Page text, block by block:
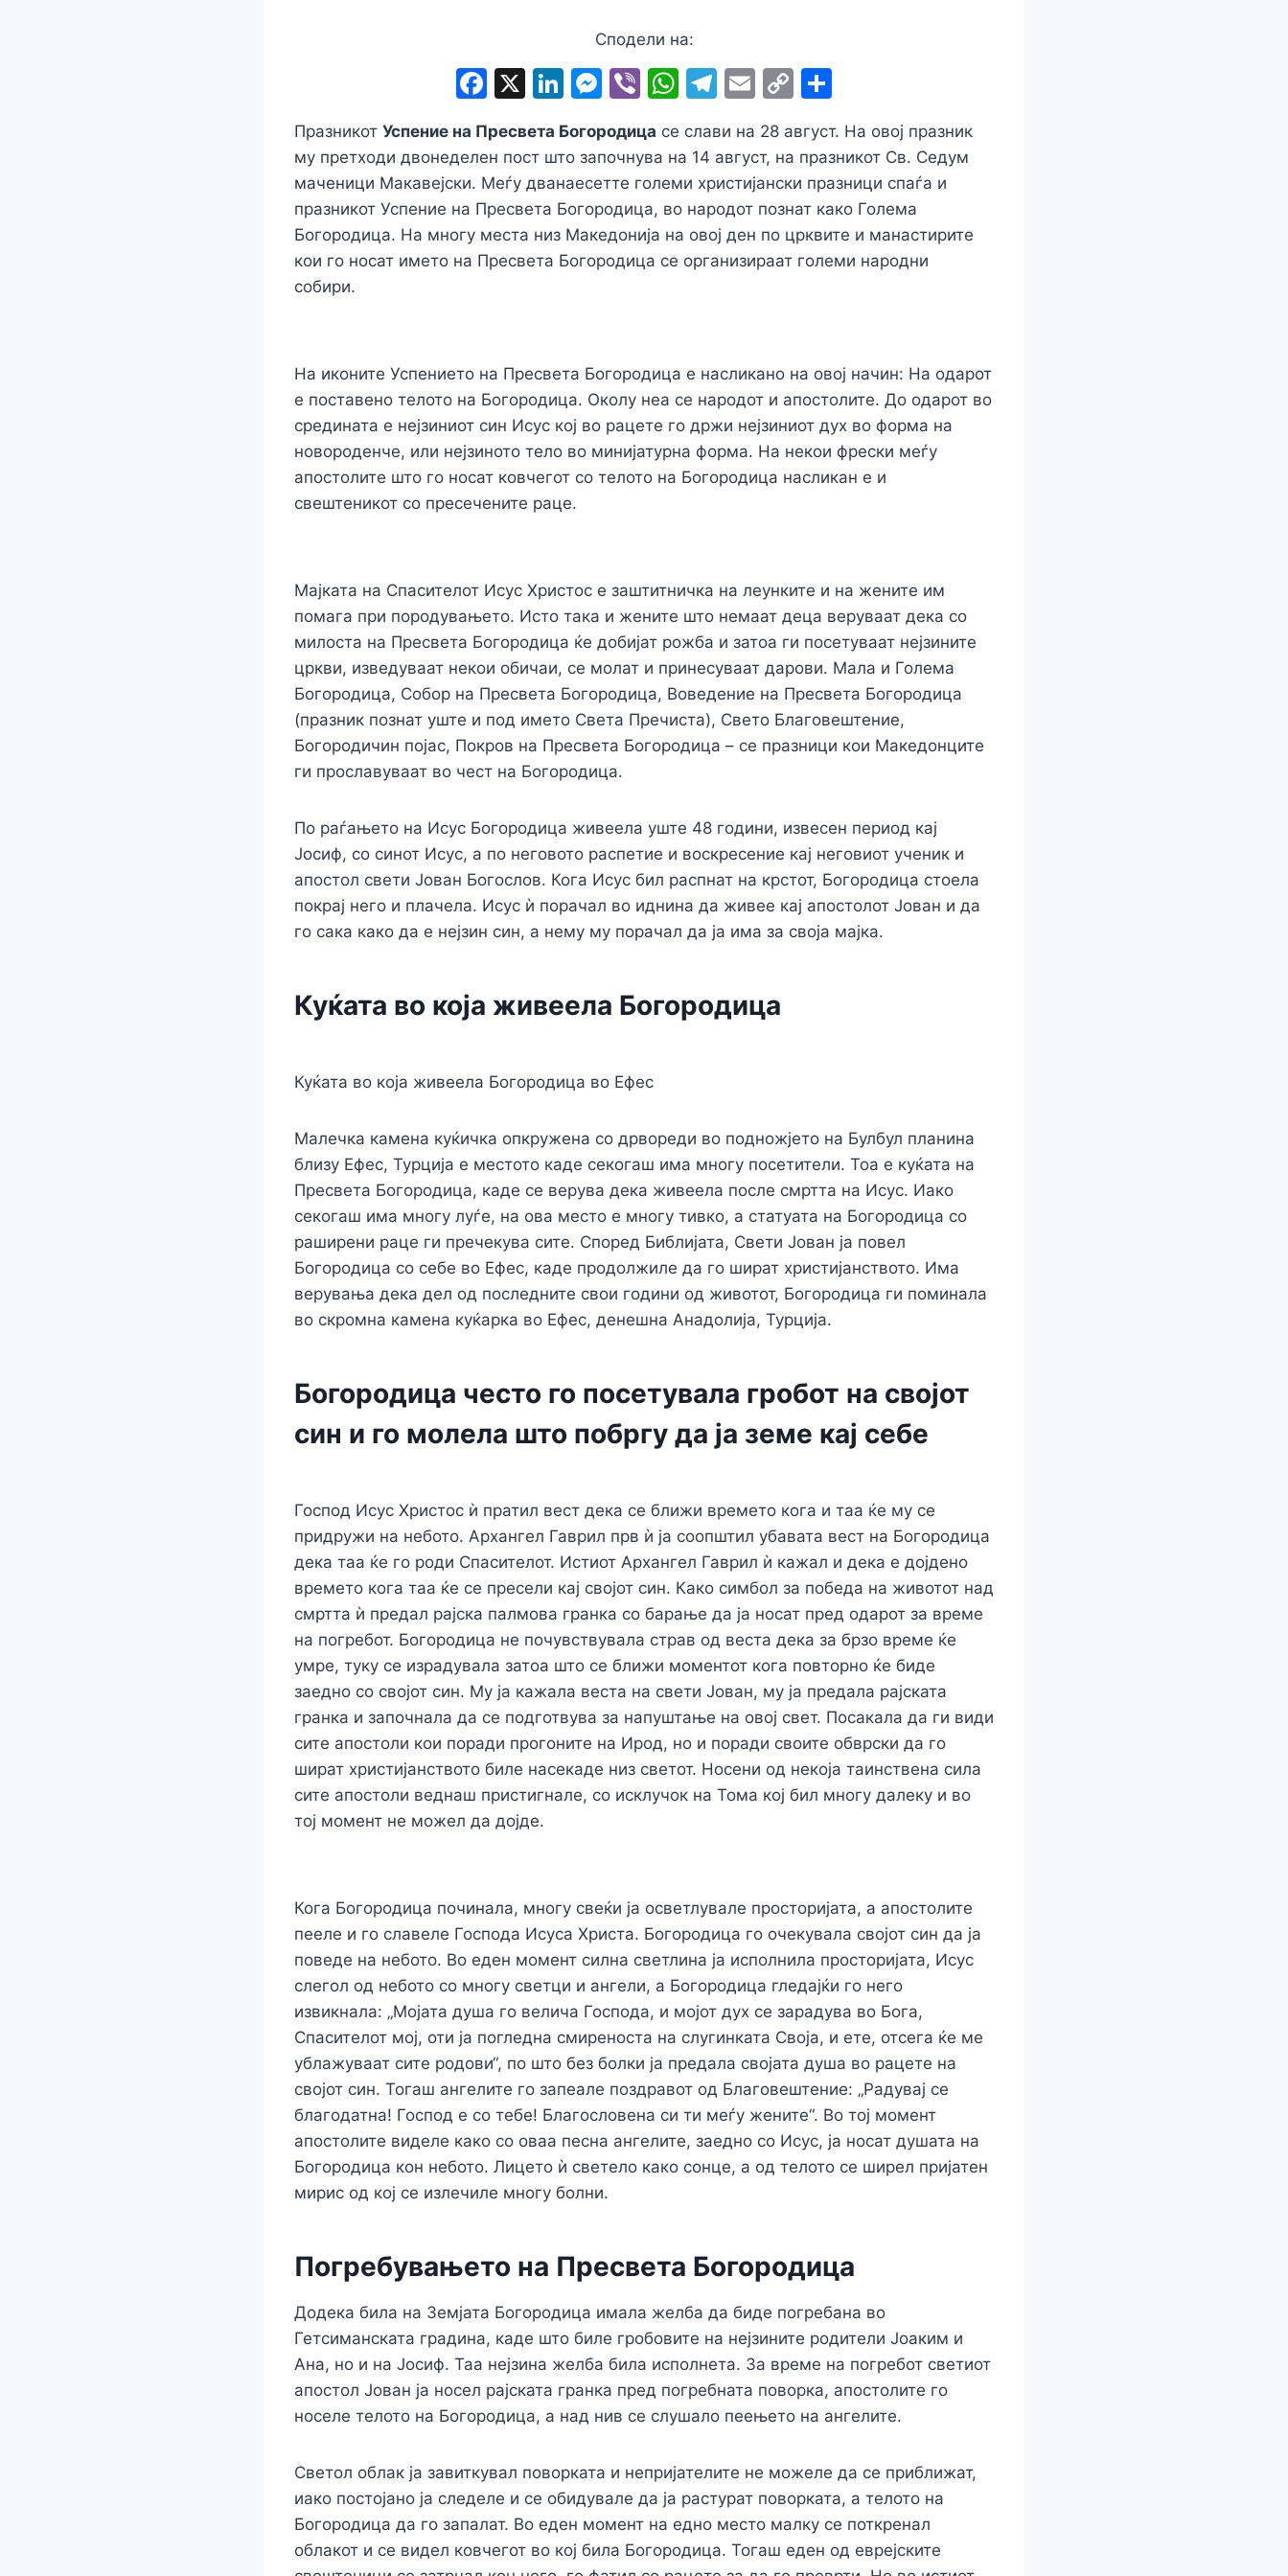
Сподели на:
F
c
e
b
o
o
X Li
k
e
dI
n
M
s
s
e
n
g
Vi
er
W
at
s
A
p
p
T
e
gr
a
m
E
ai
l
C
p
y
Li
n
k
ar
e
Празникот Успение на Пресвета Богородица се слави на 28 август. На овој празник
му претходи двонеделен пост што започнува на 14 август, на празникот Св. Седум
маченици Макавејски. Меѓу дванаесетте големи христијански празници спаѓа и
празникот Успение на Пресвета Богородица, во народот познат како Голема
Богородица. На многу места низ Македонија на овој ден по црквите и манастирите
кои го носат името на Пресвета Богородица се организираат големи народни
собири.
На иконите Успението на Пресвета Богородица е насликано на овој начин: На одарот
е поставено телото на Богородица. Околу неа се народот и апостолите. До одарот во
средината е нејзиниот син Исус кој во рацете го држи нејзиниот дух во форма на
новороденче, или нејзиното тело во минијатурна форма. На некои фрески меѓу
апостолите што го носат ковчегот со телото на Богородица насликан е и
свештеникот со пресечените раце.
Мајката на Спасителот Исус Христос е заштитничка на леунките и на жените им
помага при породувањето. Исто така и жените што немаат деца веруваат дека со
милоста на Пресвета Богородица ќе добијат рожба и затоа ги посетуваат нејзините
цркви, изведуваат некои обичаи, се молат и принесуваат дарови. Мала и Голема
Богородица, Собор на Пресвета Богородица, Воведение на Пресвета Богородица
(празник познат уште и под името Света Пречиста), Свето Благовештение,
Богородичин појас, Покров на Пресвета Богородица – се празници кои Македонците
ги прославуваат во чест на Богородица.
По раѓањето на Исус Богородица живеела уште 48 години, извесен период кај
Јосиф, со синот Исус, а по неговото распетие и воскрeсение кај неговиот ученик и
апостол свети Јован Богослов. Кога Исус бил распнат на крстот, Богородица стоела
покрај него и плачела. Исус ѝ порачал во иднина да живее кај апостолот Јован и да
го сака како да е нејзин син, а нему му порачал да ја има за своја мајка.
Куќата во која живеела Богородица
Куќата во која живеела Богородица во Ефес
Малечка камена куќичка опкружена со дрвореди во подножјето на Булбул планина
близу Ефес, Турција е местото каде секогаш има многу посетители. Тоа е куќата на
Пресвета Богородица, каде се верува дека живеела после смртта на Исус. Иако
секогаш има многу луѓе, на ова место е многу тивко, а статуата на Богородица со
раширени раце ги пречекува сите. Според Библијата, Свети Јован ја повел
Богородица со себе во Ефес, каде продолжиле да го шират христијанството. Има
верувања дека дел од последните свои години од животот, Богородица ги поминала
во скромна камена куќарка во Ефес, денешна Анадолија, Турција.
Богородица често го посетувала гробот на својот
син и го молела што побргу да ја земе кај себе
Господ Исус Христос ѝ пратил вест дека се ближи времето кога и таа ќе му се
придружи на небото. Архангел Гаврил прв ѝ ја соопштил убавата вест на Богородица
дека таа ќе го роди Спасителот. Истиот Архангел Гаврил ѝ кажал и дека е дојдено
времето кога таа ќе се пресели кај својот син. Како симбол за победа на животот над
смртта ѝ предал рајска палмова гранка со барање да ја носат пред одарот за време
на погребот. Богородица не почувствувала страв од веста дека за брзо време ќе
умре, туку се израдувала затоа што се ближи моментот кога повторно ќе биде
заедно со својот син. Му ја кажала веста на свети Јован, му ја предала рајската
гранка и започнала да се подготвува за напуштање на овој свет. Посакала да ги види
сите апостоли кои поради прогоните на Ирод, но и поради своите обврски да го
шират христијанството биле насекаде низ светот. Носени од некоја таинствена сила
сите апостоли веднаш пристигнале, со исклучок на Тома кој бил многу далеку и во
тој момент не можел да дојде.
Кога Богородица починала, многу свеќи ја осветлувале просторијата, а апостолите
пееле и го славеле Господа Исуса Христа. Богородица го очекувала својот син да ја
поведе на небото. Во еден момент силна светлина ја исполнила просторијата, Исус
слегол од небото со многу светци и ангели, а Богородица гледајќи го него
извикнала: „Мојата душа го велича Господа, и мојот дух се зарадува во Бога,
Спасителот мој, оти ја погледна смиреноста на слугинката Своја, и ете, отсега ќе ме
ублажуваат сите родови“, по што без болки ја предала својата душа во рацете на
својот син. Тогаш ангелите го запеале поздравот од Благовештение: „Радувај се
благодатна! Господ е со тебе! Благословена си ти меѓу жените“. Во тој момент
апостолите виделе како со оваа песна ангелите, заедно со Исус, ја носат душата на
Богородица кон небото. Лицето ѝ светело како сонце, а од телото се ширел пријатен
мирис од кој се излечиле многу болни.
Погребувањето на Пресвета Богородица
Додека била на Земјата Богородица имала желба да биде погребана во
Гетсиманската градина, каде што биле гробовите на нејзините родители Јоаким и
Ана, но и на Јосиф. Таа нејзина желба била исполнета. За време на погребот светиот
апостол Јован ја носел рајската гранка пред погребната поворка, апостолите го
носеле телото на Богородица, а над нив се слушало пеењето на ангелите.
Светол облак ја завиткувал поворката и непријателите не можеле да се приближат,
иако постојано ја следеле и се обидувале да ја растурат поворката, а телото на
Богородица да го запалат. Во еден момент на едно место малку се поткренал
облакот и се видел ковчегот во кој била Богородица. Тогаш еден од еврејските